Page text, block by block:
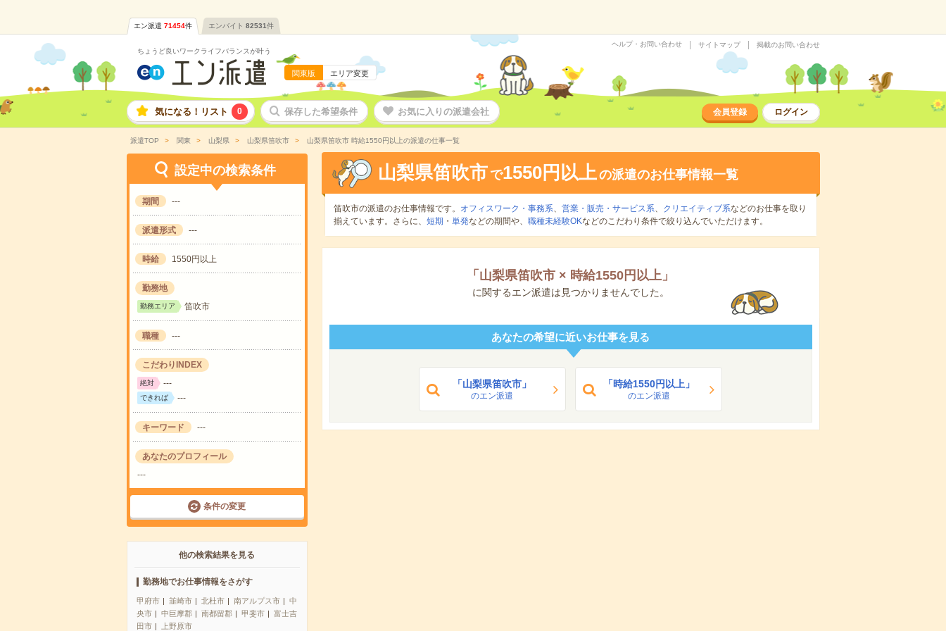
エン派遣 71454件 エンバイト 82531件
ちょうど良いワークライフバランスが叶う
関東版 エリア変更
ヘルプ・お問い合わせ サイトマップ 掲載のお問い合わせ
気になる！リスト 0 保存した希望条件 お気に入りの派遣会社 会員登録 ログイン
派遣TOP 関東 山梨県 山梨県笛吹市 山梨県笛吹市 時給1550円以上の派遣の仕事一覧
設定中の検索条件
期間 ---
派遣形式 ---
時給 1550円以上
勤務地
勤務エリア 笛吹市
職種 ---
こだわりINDEX
絶対 ---
できれば ---
キーワード ---
あなたのプロフィール
---
条件の変更
他の検索結果を見る
勤務地でお仕事情報をさがす
甲府市 韮崎市 北杜市 南アルプス市
中
央市
中巨摩郡 南都留郡 甲斐市
富士吉
田市
上野原市
山梨県笛吹市 で1550円以上の派遣のお仕事情報一覧
笛吹市の派遣のお仕事情報です。 オフィスワーク・事務系、 営業・販売・サービス系、 クリエイティブ系などのお仕事を取り
揃えています。さらに、 短期 ・ 単発などの期間や、 職種未経験OKなどのこだわり条件で絞り込んでいただけます。
「 山梨県笛吹市 × 時給1550円以上 」
に関するエン派遣は見つかりませんでした。
あなたの希望に近いお仕事を見る
「山梨県笛吹市」
のエン派遣
「時給1550円以上」
のエン派遣